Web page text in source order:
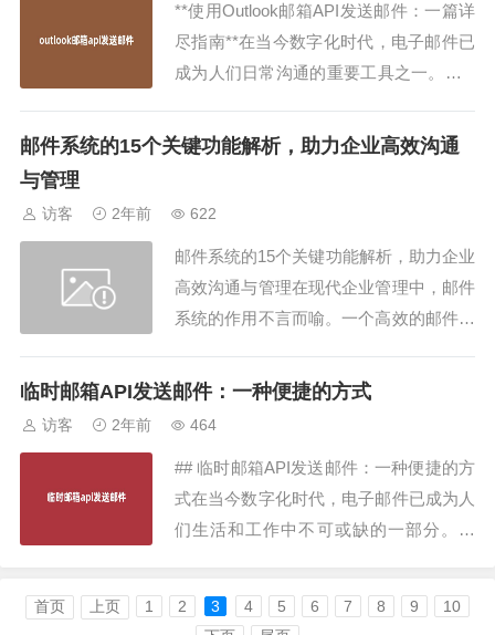
c...
**使用Outlook邮箱API发送邮件：一篇详
尽指南**在当今数字化时代，电子邮件已
成为人们日常沟通的重要工具之一。而O
得通过编程方式发送邮件变得轻而易举。
邮件系统的15个关键功能解析，助力企业高效沟通
与管理
访客 2年前 622
邮件系统的15个关键功能解析，助力企业
高效沟通与管理在现代企业管理中，邮件
系统的作用不言而喻。一个高效的邮件系
理、流程优化等方面提供强大的支持。今
与沟通质量。1. 邮件系统的高效收发功能
邮件...
临时邮箱API发送邮件：一种便捷的方式
访客 2年前 464
## 临时邮箱API发送邮件：一种便捷的方
式在当今数字化时代，电子邮件已成为人
们生活和工作中不可或缺的一部分。然
信息泄露等问题也日益严重。为了解决这
些问题，临时邮箱API应运而生，为用户
首页 上页 1 2 3 4 5 6 7 8 9
10